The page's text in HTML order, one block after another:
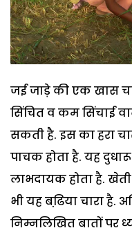
जई जाड़े की एक खास
सिंचित व कम सिंचाई
सकती है. इस का हरा
पाचक होता है. यह
लाभदायक होता है.
भी यह बढि़या चारा है.
निम्नलिखित बातों पर